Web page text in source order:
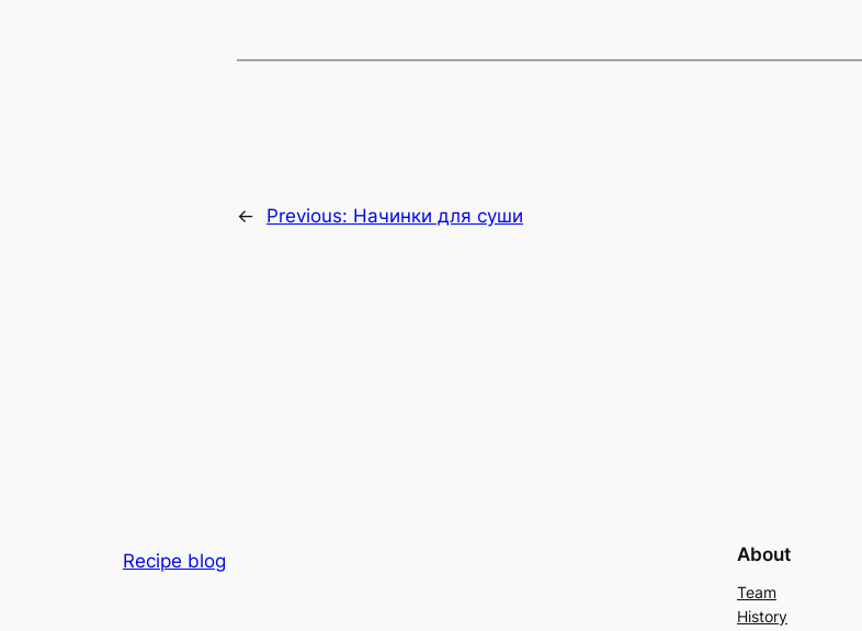
← Previous: Начинки для суши
Recipe blog About
Team
History